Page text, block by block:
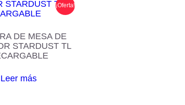
¡Oferta!
DE MESA DE
STARDUST TL
Leer más